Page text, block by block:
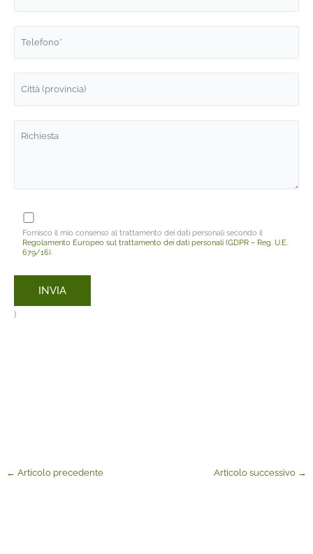
Fornisco il mio consenso al trattamento dei dati personali secondo il
Regolamento Europeo sul trattamento dei dati personali (GDPR – Reg. U.E.
679/16)
)
← Articolo precedente Articolo successivo →